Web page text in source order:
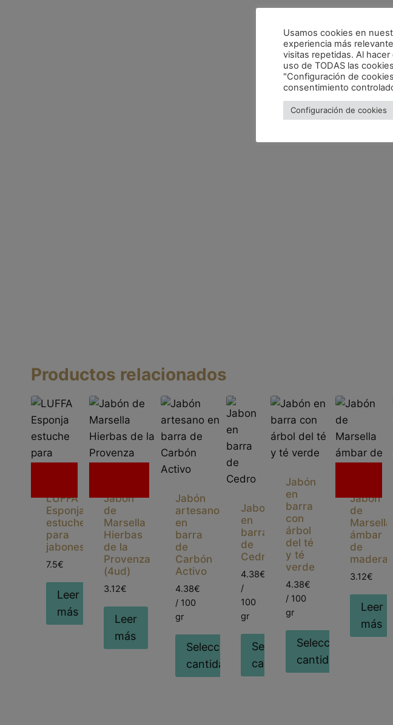
Productos relacionados
LUFFA
Esponja
estuche
para
jabones
7.5€
Leer
más
Jabón
de
Marsella
Hierbas
de la
Provenza
(4ud)
3.12€
Leer
más
Jabón
artesano
en
barra
de
Carbón
Activo
4.38€
/ 100
gr
Seleccionar
cantidad
Jabon
en
barra
de
Cedro
4.38€
/
100
gr
Seleccionar
cantidad
Jabón
en
barra
con
árbol
del té
y té
verde
4.38€
/ 100
gr
Seleccionar
cantidad
Jabón
de
Marsella
ámbar
de
madera
3.12€
Leer
más
Usamos cookies en
experiencia más
visitas repetidas. Al
uso de TODAS las
"Configuración de
consentimiento
Configuración de cookies